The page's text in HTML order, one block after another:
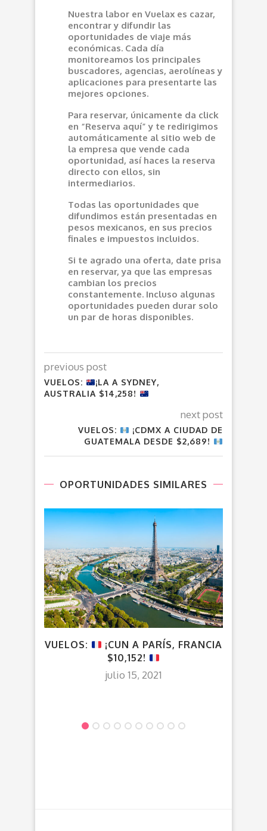
Nuestra labor en Vuelax es cazar,
encontrar y difundir las
oportunidades de viaje más
económicas. Cada día
monitoreamos los principales
buscadores, agencias, aerolíneas y
aplicaciones para presentarte las
mejores opciones.
Para reservar, únicamente da click
en “Reserva aquí” y te redirigimos
automáticamente al sitio web de
la empresa que vende cada
oportunidad, así haces la reserva
directo con ellos, sin
intermediarios.
Todas las oportunidades que
difundimos están presentadas en
pesos mexicanos, en sus precios
finales e impuestos incluidos.
Si te agrado una oferta, date prisa
en reservar, ya que las empresas
cambian los precios
constantemente. Incluso algunas
oportunidades pueden durar solo
un par de horas disponibles.
previous post
VUELOS:
¡LA A SYDNEY,
AUSTRALIA $14,258!
next post
VUELOS:
¡CDMX A CIUDAD DE
GUATEMALA DESDE $2,689!
OPORTUNIDADES SIMILARES
VUELOS:
¡CUN A PARÍS, FRANCIA
$10,152!
julio 15, 2021